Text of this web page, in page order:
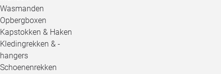
Wasmanden
Opbergboxen
Kapstokken & Haken
Kledingrekken & -
hangers
Schoenenrekken